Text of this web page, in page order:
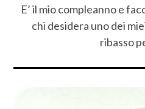
E’ il mio compleanno e
chi desidera uno dei
ribasso